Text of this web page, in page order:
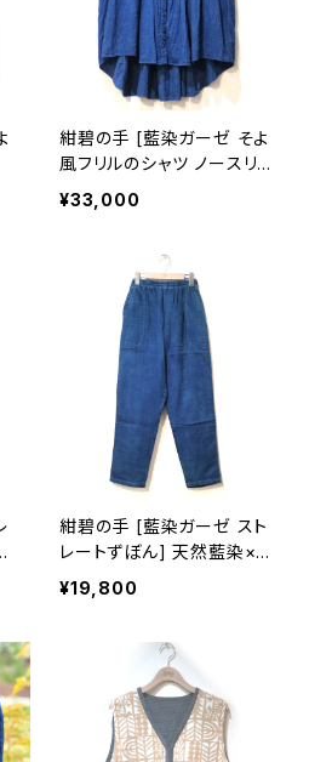
紺碧の手 [藍染ガーゼ そよ
風フリルのシャツ ノースリ
ーブ] 天然藍染×国産ガー
ゼ ※職人手染め
¥33,000
紺碧の手 [藍染ガーゼ スト
レートずぼん] 天然藍染×国
産ガーゼ
¥19,800